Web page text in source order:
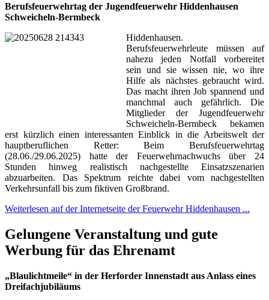
Berufsfeuerwehrtag der Jugendfeuerwehr Hiddenhausen
Schweicheln-Bermbeck
Hiddenhausen.
Berufsfeuerwehrleute müssen auf
nahezu jeden Notfall vorbereitet
sein und sie wissen nie, wo ihre
Hilfe als nächstes gebraucht wird.
Das macht ihren Job spannend und
manchmal auch gefährlich. Die
Mitglieder der Jugendfeuerwehr
Schweicheln-Bermbeck bekamen
erst kürzlich einen interessanten Einblick in die Arbeitswelt der
hauptberuflichen Retter: Beim Berufsfeuerwehrtag
(28.06./29.06.2025) hatte der Feuerwehrnachwuchs über 24
Stunden hinweg realistisch nachgestellte Einsatzszenarien
abzuarbeiten. Das Spektrum reichte dabei vom nachgestellten
Verkehrsunfall bis zum fiktiven Großbrand.
Weiterlesen auf der Internetseite der Feuerwehr Hiddenhausen ...
Gelungene Veranstaltung und gute
Werbung für das Ehrenamt
„Blaulichtmeile“ in der Herforder Innenstadt aus Anlass eines
Dreifachjubiläums